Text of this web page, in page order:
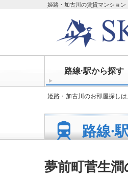
姫路・加古川の賃貸マンション
路線·駅から探す
姫路・加古川のお部屋探し
路線·
夢前町菅生